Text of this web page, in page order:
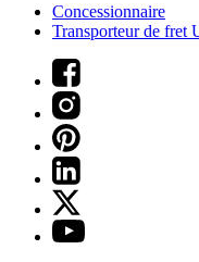
Concessionnaire
Transporteur de fret